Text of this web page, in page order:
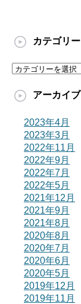
カテゴリー
カ
ゴ
アーカイブ
2023年4月
2023年3月
2022年11月
2022年9月
2022年7月
2022年5月
2021年12月
2021年9月
2021年8月
2020年8月
2020年7月
2020年6月
2020年5月
2019年12月
2019年11月